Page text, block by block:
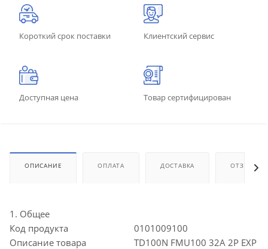
Короткий срок поставки Клиентский сервис
Доступная цена Товар сертифицирован
ОПИСАНИЕ ОПЛАТА ДОСТАВКА ОТЗЫВЫ
1. Общее
Код продукта
0101009100
Описание товара
TD100N FMU100 32A 2P EXP